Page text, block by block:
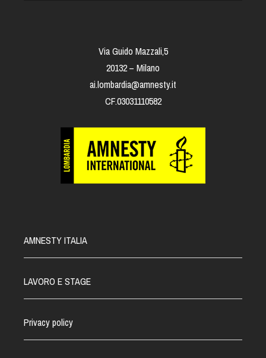
Via Guido Mazzali,5
20132 – Milano
ai.lombardia@amnesty.it
CF.03031110582
AMNESTY ITALIA
LAVORO E STAGE
Privacy policy